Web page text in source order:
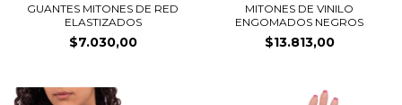
GUANTES MITONES DE RED
ELASTIZADOS
$7.030,00
MITONES DE VINILO
ENGOMADOS NEGROS
$13.813,00